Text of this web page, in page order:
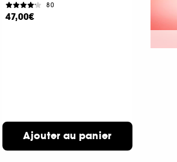
80
47,00€
Ajouter au panier